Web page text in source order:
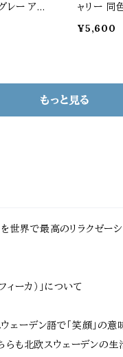
レー アン
ランターベ
型 円形
行36cm 高
ャリー 同
ト セメン
すすめ お
円形 円型
¥5,600
もっと見る
世界で最高のリラクゼー
ィーカ）」について
ェーデン語で「笑顔」の意
らも北欧スウェーデンの生